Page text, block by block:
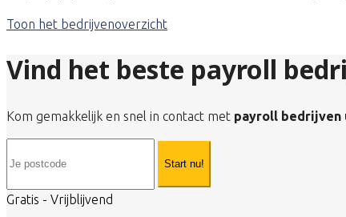
Toon het bedrijvenoverzicht
Vind het beste payroll
Kom gemakkelijk en snel in contact met payroll bedrijven
Start nu!
Gratis - Vrijblijvend